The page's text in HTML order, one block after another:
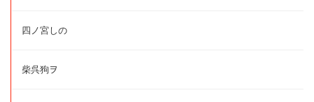
四ノ宮しの
柴呉狗ヲ